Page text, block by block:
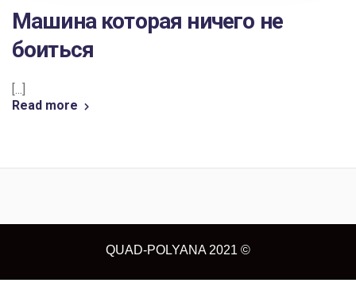
Машина которая ничего не
боиться
[...]
Read more
QUAD-POLYANA 2021 ©